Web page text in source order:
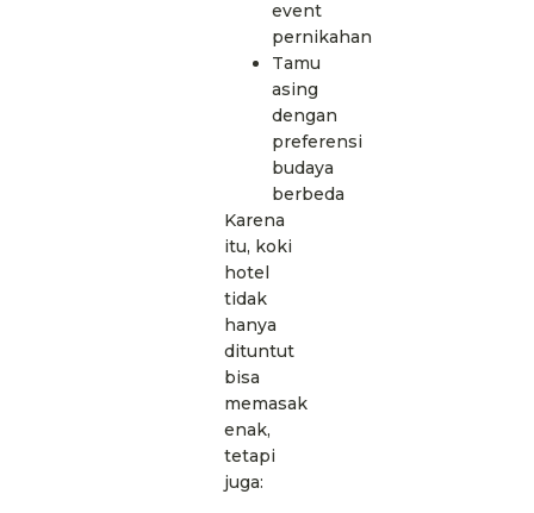
event
pernikahan
Tamu
asing
dengan
preferensi
budaya
berbeda
Karena
itu, koki
hotel
tidak
hanya
dituntut
bisa
memasak
enak,
tetapi
juga: